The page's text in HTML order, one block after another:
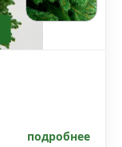
подробнее